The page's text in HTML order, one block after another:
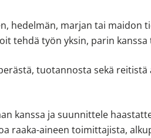
hedelmän, marjan tai maidon
tehdä työn yksin, parin kanssa
tuotannosta sekä
kanssa ja suunnittele
raaka-aineen toimittajista,